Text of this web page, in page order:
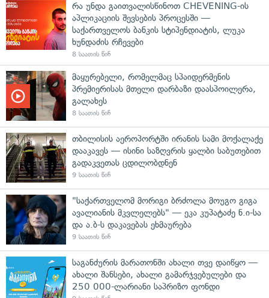
რა უნდა გაითვალისწინოთ CHEVENING-ის
აპლიკაციის შევსების პროცესში —
საქართველოს ბანკის სტიპენდიატის, ლუკა
ხუნდაძის რჩევები
8 საათის წინ
მაყურებელი, რომელმაც სპაიდერმენის
პრემიერისას მთელი დარბაზი დაასპოილერა,
გალახეს
8 საათის წინ
თბილისის აეროპორტში ირანის სამი მოქალაქე
დააკავეს — ისინი საზღვრის ყალბი საბუთებით
გადაკვეთას ცდილობდნენ
9 საათის წინ
"საქართველომ მორიგი ბრძოლა მოუგო გიგა
ავალიანის მკვლელებს" — ეკა კუპატაძე ნ.ი-სა
და ა.ბ-ს დაკავებას ეხმაურება
9 საათის წინ
საგანძურის მარათონში ახალი თვე დაიწყო —
ახალი შანსები, ახალი გამარჯვებულები და
250 000-ლარიანი საპრიზო ფონდი